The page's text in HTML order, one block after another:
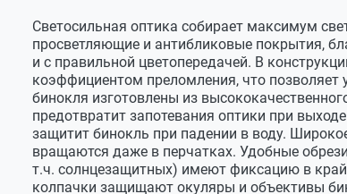
Светосильная оптика собирает максимум
просветляющие и антибликовые покрытия,
и с правильной цветопередачей. В
коэффициентом преломления, что
бинокля изготовлены из
предотвратит запотевания оптики при
защитит бинокль при падении в воду.
вращаются даже в перчатках. Удобные
т.ч. солнцезащитных) имеют фиксацию в
колпачки защищают окуляры и объективы
Линейное поле зрения, на дистанции 1000 м
Система призм
Материал призм
Покрытие призм
Оптические покрытия
Размеры